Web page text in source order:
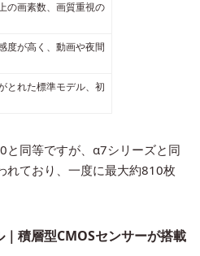
の画素数、画質重視の
度が高く、動画や夜間
とれた標準モデル、初
同等ですが、α7シリーズと同
れており、一度に最大約810枚
積層型CMOSセンサーが搭載